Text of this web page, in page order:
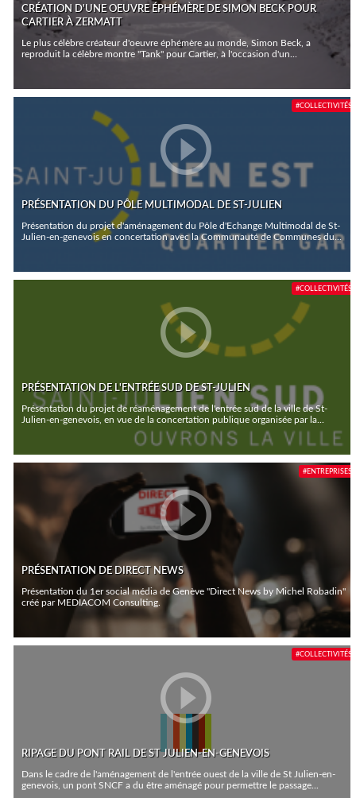
CRÉATION D'UNE OEUVRE ÉPHÉMÈRE DE SIMON BECK POUR
CARTIER À ZERMATT
Le plus célèbre créateur d'oeuvre éphémère au monde, Simon Beck, a
reproduit la célèbre montre "Tank" pour Cartier, à l'occasion d'un...
PRÉSENTATION DU PÔLE MULTIMODAL DE ST-JULIEN
Présentation du projet d'aménagement du Pôle d'Echange Multimodal de St-
Julien-en-genevois en concertation avec la Communauté de Communes du...
#COLLECTIVITÉS
PRÉSENTATION DE L'ENTRÉE SUD DE ST-JULIEN
Présentation du projet de réaménagement de l'entrée sud de la ville de St-
Julien-en-genevois, en vue de la concertation publique organisée par la...
#COLLECTIVITÉS
PRÉSENTATION DE DIRECT NEWS
Présentation du 1er social média de Genève "Direct News by Michel Robadin"
créé par MEDIACOM Consulting.
#ENTREPRISES
RIPAGE DU PONT RAIL DE ST JULIEN-EN-GENEVOIS
Dans le cadre de l'aménagement de l'entrée ouest de la ville de St Julien-en-
genevois, un pont SNCF a du être aménagé pour permettre le passage...
#COLLECTIVITÉS